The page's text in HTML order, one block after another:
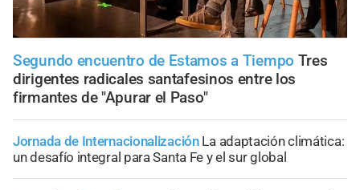
Segundo encuentro de Estamos a Tiempo Tres
dirigentes radicales santafesinos entre los
firmantes de "Apurar el Paso"
Jornada de Internacionalización La adaptación climática:
un desafío integral para Santa Fe y el sur global